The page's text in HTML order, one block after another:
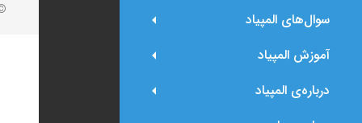
سوال‌های المپیاد
آموزش المپیاد
درباره‌ی المپیاد